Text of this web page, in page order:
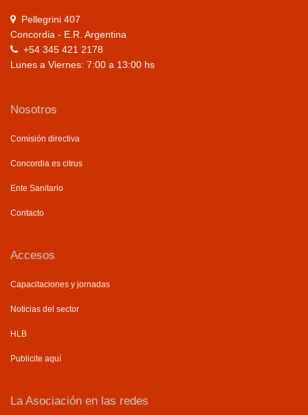
Pellegrini 407
Concordia - E.R. Argentina
+54 345 421 2178
Lunes a Viernes: 7:00 a 13:00 hs
Nosotros
Comisión directiva
Concordia es citrus
Ente Sanitario
Contacto
Accesos
Capacitaciones y jornadas
Noticias del sector
HLB
Publicite aquí
La Asociación en las redes